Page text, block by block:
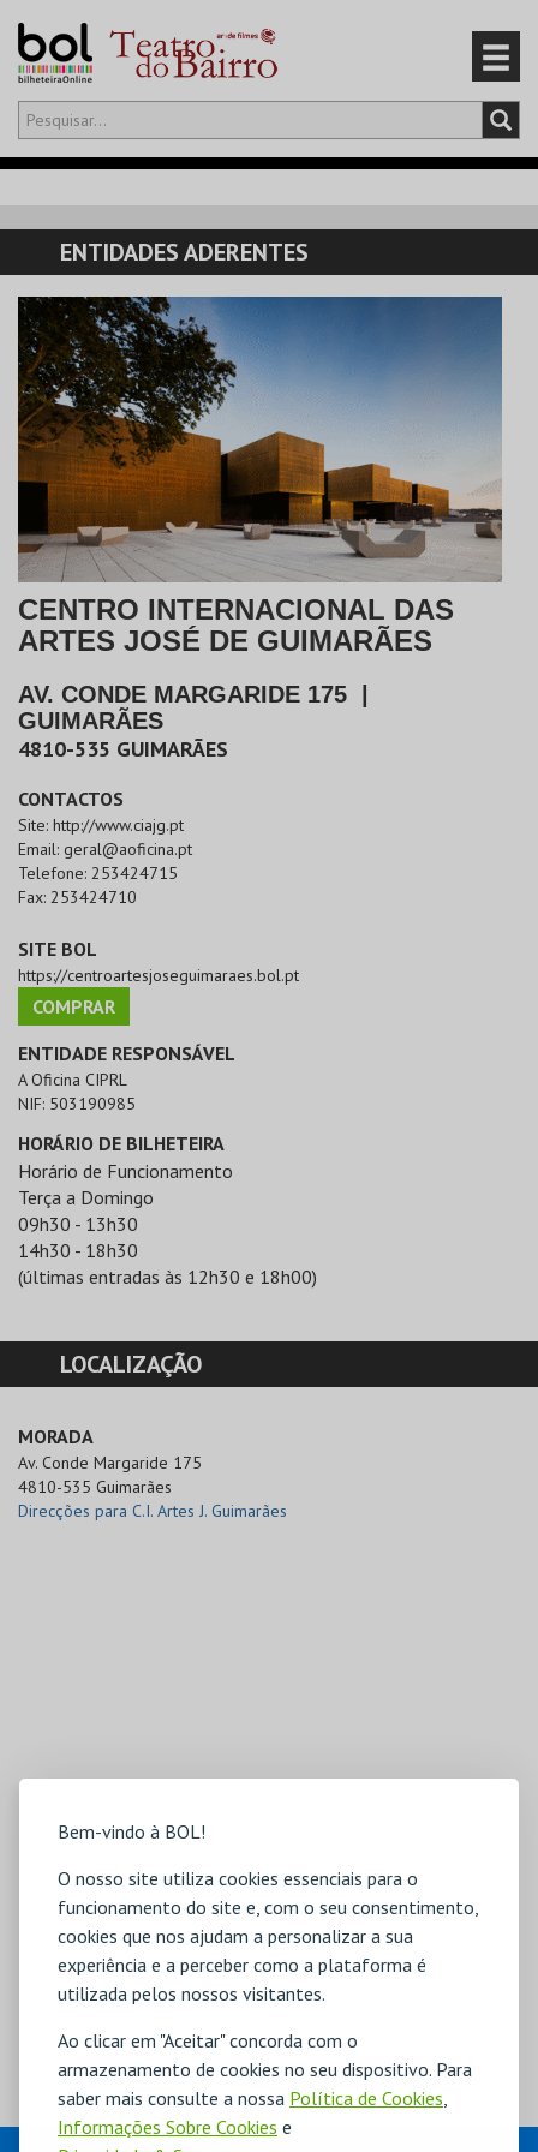
Bem-vindo à BOL!
O nosso site utiliza cookies essenciais para o
funcionamento do site e, com o seu consentimento,
cookies que nos ajudam a personalizar a sua
experiência e a perceber como a plataforma é
utilizada pelos nossos visitantes.
Ao clicar em "Aceitar" concorda com o
armazenamento de cookies no seu dispositivo. Para
saber mais consulte a nossa Política de Cookies
Informações Sobre Cookies e
Olá,iniciar sessão
CARRINHO
EVENTOS
CARTÕES
PRODUTOS
ENTIDADES ADERENTES
CENTRO INTERNACIONAL DAS
ARTES JOSÉ DE GUIMARÃES
AV. CONDE MARGARIDE 175 |
GUIMARÃES
4810-535 GUIMARÃES
CONTACTOS
Site: http://www.ciajg.pt
Email: geral@aoficina.pt
Telefone: 253424715
Fax: 253424710
SITE BOL
https://centroartesjoseguimaraes.bol.pt
COMPRAR
ENTIDADE RESPONSÁVEL
A Oficina CIPRL
NIF: 503190985
HORÁRIO DE BILHETEIRA
Horário de Funcionamento
Terça a Domingo
09h30 - 13h30
14h30 - 18h30
(últimas entradas às 12h30 e 18h00)
LOCALIZAÇÃO
MORADA
Av. Conde Margaride 175
4810-535 Guimarães
Direcções para C.I. Artes J. Guimarães